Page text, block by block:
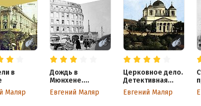
в
Маляр
Дождь в
Мюнхене.
Детективная
повесть начала
Евгений Маляр
Церковное дело.
Детективная
история начала
XX века
Евгений Маляр